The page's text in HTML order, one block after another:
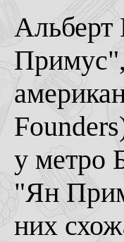
Альберт
Примус",
у метро
"Ян
них